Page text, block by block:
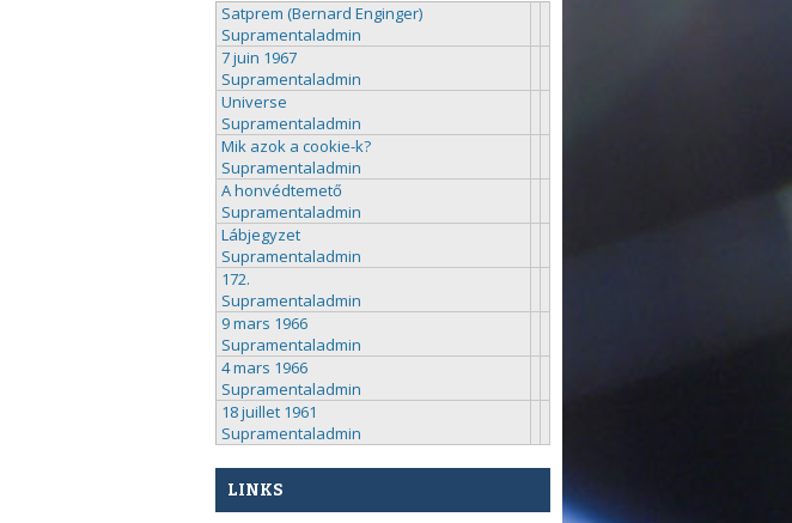
Satprem (Bernard Enginger)
Supramentaladmin
7 juin 1967
Supramentaladmin
Universe
Supramentaladmin
Mik azok a cookie-k?
Supramentaladmin
A honvédtemető
Supramentaladmin
Lábjegyzet
Supramentaladmin
172.
Supramentaladmin
9 mars 1966
Supramentaladmin
4 mars 1966
Supramentaladmin
18 juillet 1961
Supramentaladmin
LINKS